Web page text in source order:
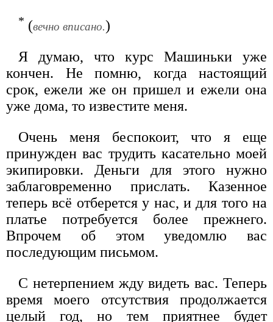
* (вечно вписано.)
Я думаю, что курс Машиньки уже
кончен. Не помню, когда настоящий
срок, ежели же он пришел и ежели она
уже дома, то известите меня.
Очень меня беспокоит, что я еще
принужден вас трудить касательно моей
экипировки. Деньги для этого нужно
заблаговременно прислать. Казенное
теперь всё отберется у нас, и для того на
платье потребуется более прежнего.
Впрочем об этом уведомлю вас
последующим письмом.
С нетерпением жду видеть вас. Теперь
время моего отсутствия продолжается
целый год, но тем приятнее будет